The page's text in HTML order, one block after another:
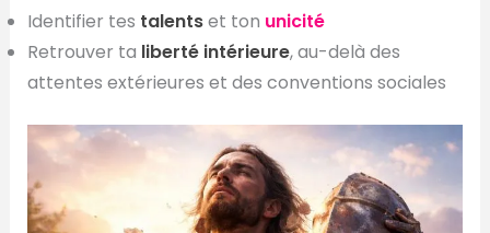
Identifier tes talentset ton unicité
Retrouver ta liberté intérieure, au-delà des
attentes extérieures et des conventions sociales